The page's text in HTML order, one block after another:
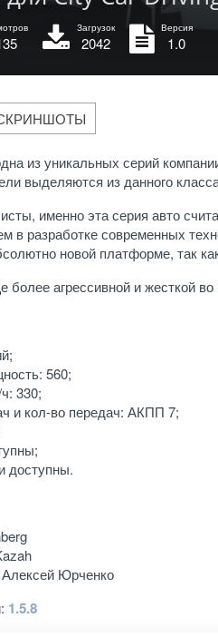
Загрузок
2042
Версия
1.0
из уникальных серий
выделяются из данного
именно эта серия авто
в разработке современных
новой платформе, так
агрессивной и жесткой во
560;
330;
и кол-во передач: АКПП 7;
доступны.
Юрченко
1.5.8